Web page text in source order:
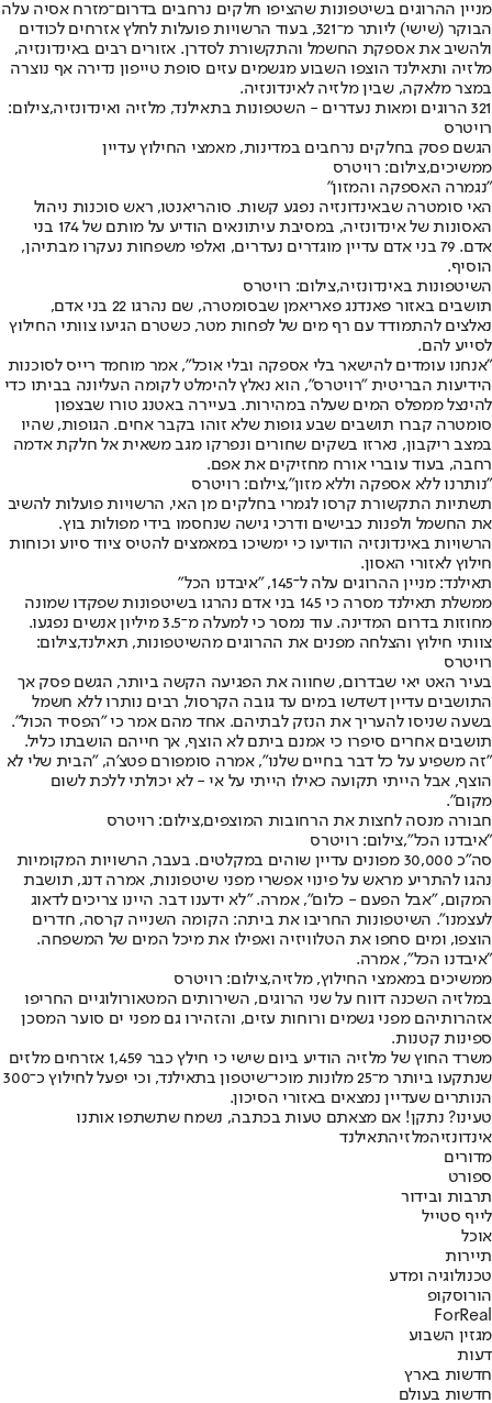
מניין ההרוגים בשיטפונות שהציפו חלקים נרחבים בדרום־מזרח אסיה עלה
הבוקר (שישי) ליותר מ־321, בעוד הרשויות פועלות לחלץ אזרחים לכודים
ולהשיב את אספקת החשמל והתקשורת לסדרן. אזורים רבים באינדונזיה,
מלזיה ותאילנד הוצפו השבוע מגשמים עזים סופת טייפון נדירה אף נוצרה
במצר מלאקה, שבין מלזיה לאינדונזיה.
321 הרוגים ומאות נעדרים - השטפונות בתאילנד, מלזיה ואינדונזיה,צילום:
רויטרס
הגשם פסק בחלקים נרחבים במדינות, מאמצי החילוץ עדיין
ממשיכים,צילום: רויטרס
"נגמרה האספקה והמזון"
האי סומטרה שבאינדונזיה נפגע קשות. סוהריאנטו, ראש סוכנות ניהול
האסונות של אינדונזיה, במסיבת עיתונאים הודיע על מותם של 174 בני
אדם. 79 בני אדם עדיין מוגדרים נעדרים, ואלפי משפחות נעקרו מבתיהן,
הוסיף.
השיטפונות באינדונזיה,צילום: רויטרס
תושבים באזור פאנדנג פאריאמן שבסומטרה, שם נהרגו 22 בני אדם,
נאלצים להתמודד עם רף מים של לפחות מטר, כשטרם הגיעו צוותי החילוץ
לסייע להם.
"אנחנו עומדים להישאר בלי אספקה ובלי אוכל", אמר מוחמד רייס לסוכנות
הידיעות הבריטית "רויטרס", הוא נאלץ להימלט לקומה העליונה בביתו כדי
להינצל ממפלס המים שעלה במהירות. בעיירה באטנג טורו שבצפון
סומטרה קברו תושבים שבע גופות שלא זוהו בקבר אחים. הגופות, שהיו
במצב ריקבון, נארזו בשקים שחורים ונפרקו מגב משאית אל חלקת אדמה
רחבה, בעוד עוברי אורח מחזיקים את אפם.
"נותרנו ללא אספקה וללא מזון",צילום: רויטרס
תשתיות התקשורת קרסו לגמרי בחלקים מן האי, הרשויות פועלות להשיב
את החשמל ולפנות כבישים ודרכי גישה שנחסמו בידי מפולות בוץ.
הרשויות באינדונזיה הודיעו כי ימשיכו במאמצים להטיס ציוד סיוע וכוחות
חילוץ לאזורי האסון.
תאילנד: מניין ההרוגים עלה ל־145, "איבדנו הכל"
ממשלת תאילנד מסרה כי 145 בני אדם נהרגו בשיטפונות שפקדו שמונה
מחוזות בדרום המדינה. עוד נמסר כי למעלה מ־3.5 מיליון אנשים נפגעו.
צוותי חילוץ והצלחה מפנים את ההרוגים מהשיטפונות, תאילנד,צילום:
רויטרס
בעיר האט יאי שבדרום, שחווה את הפגיעה הקשה ביותר, הגשם פסק אך
התושבים עדיין דשדשו במים עד גובה הקרסול, רבים נותרו ללא חשמל
בשעה שניסו להעריך את הנזק לבתיהם. אחד מהם אמר כי "הפסיד הכול".
תושבים אחרים סיפרו כי אמנם ביתם לא הוצף, אך חייהם הושבתו כליל.
"זה משפיע על כל דבר בחיים שלנו", אמרה סומפורם פטצ'ה, "הבית שלי לא
הוצף, אבל הייתי תקועה כאילו הייתי על אי - לא יכולתי ללכת לשום
מקום".
חבורה מנסה לחצות את הרחובות המוצפים,צילום: רויטרס
"איבדנו הכל",צילום: רויטרס
סה״כ 30,000 מפונים עדיין שוהים במקלטים. בעבר, הרשויות המקומיות
נהגו להתריע מראש על פינוי אפשרי מפני שיטפונות, אמרה דנג, תושבת
המקום, "אבל הפעם - כלום", אמרה. "לא ידענו דבר. היינו צריכים לדאוג
לעצמנו". השיטפונות החריבו את ביתה: הקומה השנייה קרסה, חדרים
הוצפו, ומים סחפו את הטלוויזיה ואפילו את מיכל המים של המשפחה.
"איבדנו הכל", אמרה.
ממשיכים במאמצי החילוץ, מלזיה,צילום: רויטרס
במלזיה השכנה דווח על שני הרוגים, השירותים המטאורולוגיים החריפו
אזהרותיהם מפני גשמים ורוחות עזים, והזהירו גם מפני ים סוער המסכן
ספינות קטנות.
משרד החוץ של מלזיה הודיע ביום שישי כי חילץ כבר 1,459 אזרחים מלזים
שנתקעו ביותר מ־25 מלונות מוכי־שיטפון בתאילנד, וכי יפעל לחילוץ כ־300
הנותרים שעדיין נמצאים באזורי הסיכון.
טעינו? נתקן! אם מצאתם טעות בכתבה, נשמח שתשתפו אותנו
אינדונזיהמלזיהתאילנד
מדורים
ספורט
תרבות ובידור
לייף סטייל
אוכל
תיירות
טכנולוגיה ומדע
הורוסקופ
ForReal
מגזין השבוע
דעות
חדשות בארץ
חדשות בעולם